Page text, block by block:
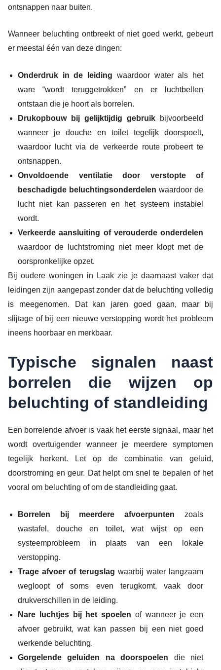
ontsnappen naar buiten.
Wanneer beluchting ontbreekt of niet goed werkt, gebeurt
er meestal één van deze dingen:
Onderdruk in de leiding waardoor water als het
ware “wordt teruggetrokken” en er luchtbellen
ontstaan die je hoort als borrelen.
Drukopbouw bij gelijktijdig gebruik bijvoorbeeld
wanneer je douche en toilet tegelijk doorspoelt,
waardoor lucht via de verkeerde route probeert te
ontsnappen.
Onvoldoende ventilatie door verstopte of
beschadigde beluchtingsonderdelen waardoor de
lucht niet kan passeren en het systeem instabiel
wordt.
Verkeerde aansluiting of verouderde onderdelen
waardoor de luchtstroming niet meer klopt met de
oorspronkelijke opzet.
Bij oudere woningen in Laak zie je daarnaast vaker dat
leidingen zijn aangepast zonder dat de beluchting volledig
is meegenomen. Dat kan jaren goed gaan, maar bij
slijtage of bij een nieuwe verstopping wordt het probleem
ineens hoorbaar en merkbaar.
Typische signalen naast
borrelen die wijzen op
beluchting of standleiding
Een borrelende afvoer is vaak het eerste signaal, maar het
wordt overtuigender wanneer je meerdere symptomen
tegelijk herkent. Let op de combinatie van geluid,
doorstroming en geur. Dat helpt om snel te bepalen of het
vooral om beluchting of om de standleiding gaat.
Borrelen bij meerdere afvoerpunten zoals
wastafel, douche en toilet, wat wijst op een
systeemprobleem in plaats van een lokale
verstopping.
Trage afvoer of terugslag waarbij water langzaam
wegloopt of soms even terugkomt, vaak door
drukverschillen in de leiding.
Nare luchtjes bij het spoelen of wanneer je een
afvoer gebruikt, wat kan passen bij een niet goed
werkende beluchting.
Gorgelende geluiden na doorspoelen die niet